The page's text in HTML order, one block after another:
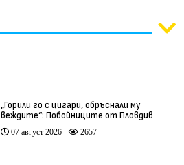
„Горили го с цигари, обръснали му
веждите“: Побойниците от Пловдив
остават в ареста (видео)
07 август 2026 2657